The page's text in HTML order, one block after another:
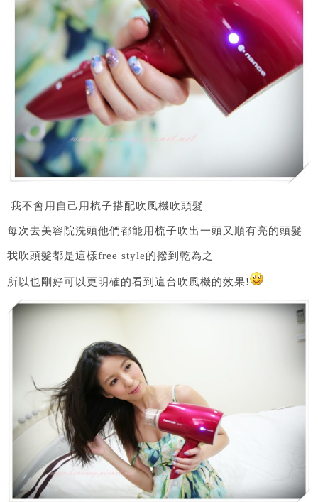
我不會用自己用梳子搭配吹風機吹頭髮
每次去美容院洗頭他們都能用梳子吹出一頭又順有亮的頭髮
我吹頭髮都是這樣free style的撥到乾為之
所以也剛好可以更明確的看到這台吹風機的效果!